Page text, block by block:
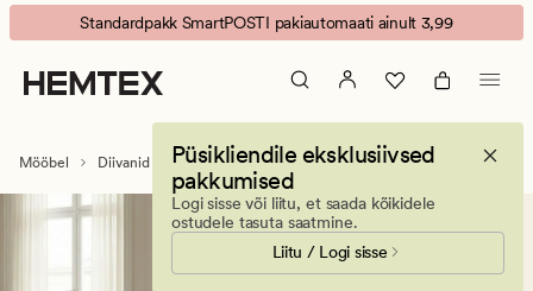
Diivan
etteulatuva
Animated
banner.
Press
ESCAPE
pause.
Standardpakk SmartPOSTI pakiautomaati ainult 3,99
Püsikliendile eksklusiivsed
pakkumised
Logi sisse või liitu, et saada kõikidele
ostudele tasuta saatmine.
Liitu / Logi sisse
Mööbel Diivanid Diivan etteulatuva